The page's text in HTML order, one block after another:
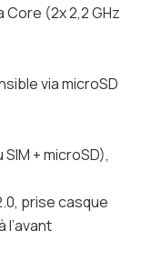
Core (2x 2,2 GHz
via microSD
SIM + microSD),
prise casque
l’avant